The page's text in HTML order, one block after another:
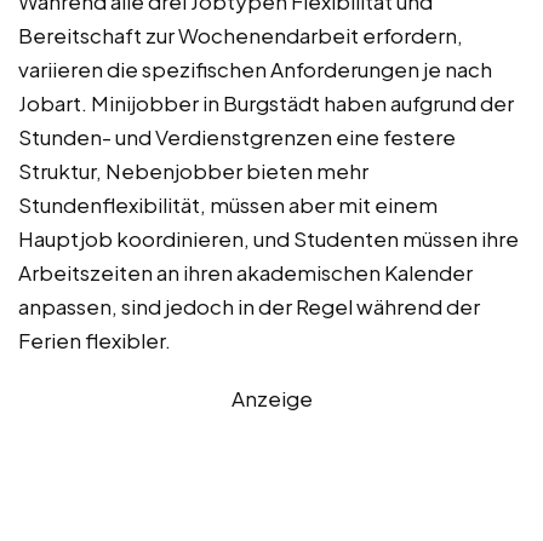
Bereitschaft zur Wochenendarbeit erfordern,
variieren die spezifischen Anforderungen je nach
Jobart. Minijobber in Burgstädt haben aufgrund der
Stunden- und Verdienstgrenzen eine festere
Struktur, Nebenjobber bieten mehr
Stundenflexibilität, müssen aber mit einem
Hauptjob koordinieren, und Studenten müssen ihre
Arbeitszeiten an ihren akademischen Kalender
anpassen, sind jedoch in der Regel während der
Ferien flexibler.
Anzeige